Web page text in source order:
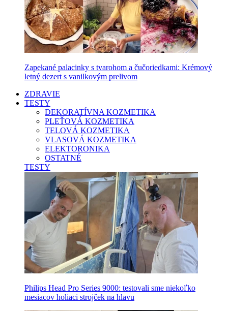
Zapekané palacinky s tvarohom a čučoriedkami: Krémový
letný dezert s vanilkovým prelivom
ZDRAVIE
TESTY
DEKORATÍVNA KOZMETIKA
PLEŤOVÁ KOZMETIKA
TELOVÁ KOZMETIKA
VLASOVÁ KOZMETIKA
ELEKTORONIKA
OSTATNÉ
TESTY
Philips Head Pro Series 9000: testovali sme niekoľko
mesiacov holiaci strojček na hlavu